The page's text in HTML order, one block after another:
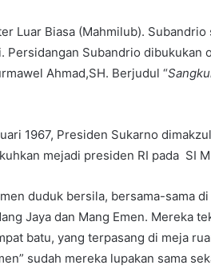
Luar Biasa (Mahmilub).
Persidangan Subandrio dibukukan
Ahmad,SH. Berjudul “
1967, Presiden Sukarno
mejadi presiden RI pada SI
duduk bersila, bersama-sama
Jaya dan Mang Emen. Mereka
batu, yang terpasang di meja
sudah mereka lupakan sama